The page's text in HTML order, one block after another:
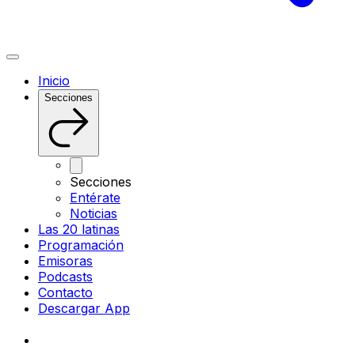
Inicio
Secciones
Secciones
Entérate
Noticias
Las 20 latinas
Programación
Emisoras
Podcasts
Contacto
Descargar App